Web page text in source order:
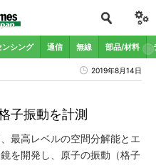
ンシング 通信 無線 部品/材料
2019年8月14日
子振動を計測
最高レベルの空間分解能とエ
を開発し、原子の振動（格子